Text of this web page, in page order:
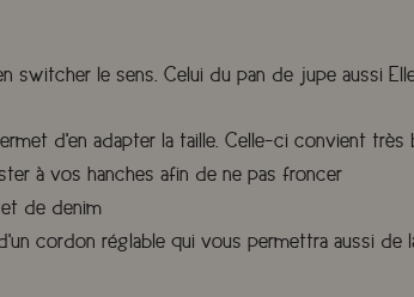
switcher le sens. Celui du pan de jupe aussi
d'en adapter la taille. Celle-ci convient très
à vos hanches afin de ne pas froncer
de denim
cordon réglable qui vous permettra aussi de